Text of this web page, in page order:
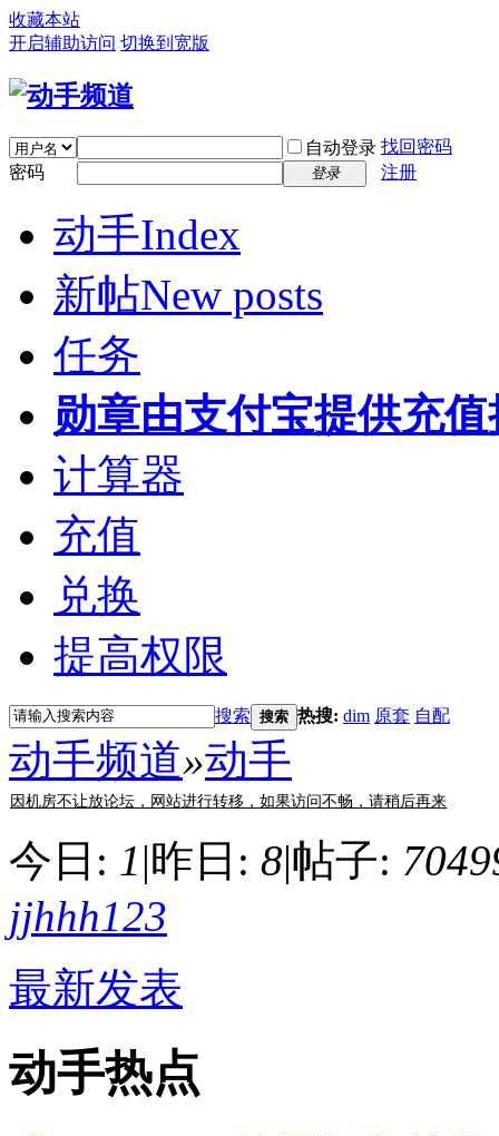
收藏本站
开启辅助访问 切换到宽版
自动登录 找回密码
密码
登录 注册
动手Index
新帖New posts
任务
勋章由支付宝提供充
计算器
充值
兑换
提高权限
搜索 搜索 热搜: dim 原套 自配
动手频道»动手
因机房不让放论坛，网站进行转移，如果访问不畅，请稍后再来
今日: 1|昨日: 8|帖子:
jjhhh123
最新发表
动手热点